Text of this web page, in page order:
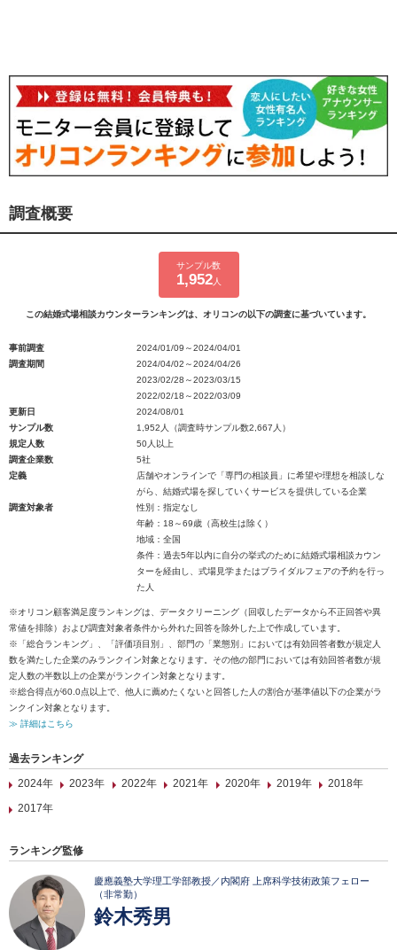
調査概要
サンプル数
1,952人
この結婚式場相談カウンターランキングは、オリコンの以下の調査に基づいています。
事前調査
2024/01/09～2024/04/01
調査期間
2024/04/02～2024/04/26
2023/02/28～2023/03/15
2022/02/18～2022/03/09
更新日
2024/08/01
サンプル数
1,952人（調査時サンプル数2,667人）
規定人数
50人以上
調査企業数
5社
定義
店舗やオンラインで「専門の相談員」に希望や理想を相談しな
がら、結婚式場を探していくサービスを提供している企業
調査対象者
性別：指定なし
年齢：18～69歳（高校生は除く）
地域：全国
条件：過去5年以内に自分の挙式のために結婚式場相談カウン
ターを経由し、式場見学またはブライダルフェアの予約を行っ
た人
※オリコン顧客満足度ランキングは、データクリーニング（回収したデータから不正回答や異
常値を排除）および調査対象者条件から外れた回答を除外した上で作成しています。
※「総合ランキング」、「評価項目別」、部門の「業態別」においては有効回答者数が規定人
数を満たした企業のみランクイン対象となります。その他の部門においては有効回答者数が規
定人数の半数以上の企業がランクイン対象となります。
※総合得点が60.0点以上で、他人に薦めたくないと回答した人の割合が基準値以下の企業がラ
ンクイン対象となります。
≫ 詳細はこちら
過去ランキング
2024年
2023年 2022年 2021年 2020年 2019年
2018年
2017年
ランキング監修
慶應義塾大学理工学部教授／内閣府 上席科学技術政策フェロー
（非常勤）
鈴木秀男